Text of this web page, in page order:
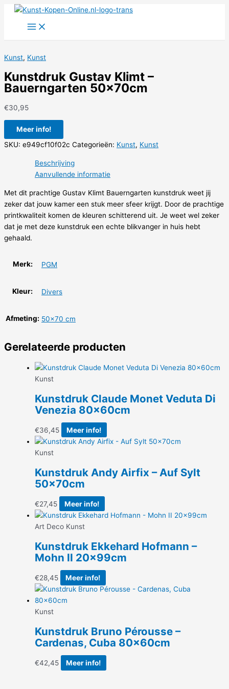
Kunst, Kunst
Kunstdruk Gustav Klimt –
Bauerngarten 50x70cm
€30,95
Meer info!
SKU: e949cf10f02c Categorieën: Kunst, Kunst
Beschrijving
Aanvullende informatie
Met dit prachtige Gustav Klimt Bauerngarten kunstdruk weet jij
zeker dat jouw kamer een stuk meer sfeer krijgt. Door de prachtige
printkwaliteit komen de kleuren schitterend uit. Je weet wel zeker
dat je met deze kunstdruk een echte blikvanger in huis hebt
gehaald.
Merk: PGM
Kleur: Divers
Afmeting: 50×70 cm
Gerelateerde producten
Kunst
Kunstdruk Claude Monet Veduta Di
Venezia 80x60cm
€36,45 Meer info!
Kunst
Kunstdruk Andy Airfix – Auf Sylt
50x70cm
€27,45 Meer info!
Art Deco Kunst
Kunstdruk Ekkehard Hofmann –
Mohn II 20x99cm
€28,45 Meer info!
Kunst
Kunstdruk Bruno Pérousse –
Cardenas, Cuba 80x60cm
€42,45 Meer info!